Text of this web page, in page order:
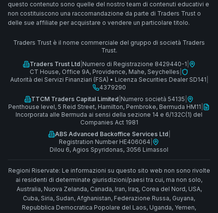
questo contenuto sono quelle del nostro team di contenuti educativi e
non costituiscono una raccomandazione da parte di Traders Trust o
delle sue affiliate per acquistare o vendere un particolare titolo.
Traders Trust è il nome commerciale del gruppo di società Traders
Trust.
Traders Trust Ltd Numero di Registrazione 8429440-1
CT House, Office 9A, Providence, Mahe, Seychelles
Autorità dei Servizi Finanziari (FSA) • Licenza Securities Dealer SD141
4379290
TTCM Traders Capital Limited Numero società 54135
Penthouse level, 5 Reid Street, Hamilton, Pembroke, Bermuda HM11
Incorporata alle Bermuda ai sensi della sezione 14 e 6/132C(1) del
Companies Act 1981
ABS Advanced Backoffice Services Ltd
Registration Number HE406064
Dilou 6, Agios Spyridonas, 3056 Limassol
Regioni Riservate: Le informazioni su questo sito web non sono rivolte
ai residenti di determinate giurisdizioni/paesi tra cui, ma non solo,
Australia, Nuova Zelanda, Canada, Iran, Iraq, Corea del Nord, USA,
Cuba, Siria, Sudan, Afghanistan, Federazione Russa, Guyana,
Repubblica Democratica Popolare del Laos, Uganda, Yemen,